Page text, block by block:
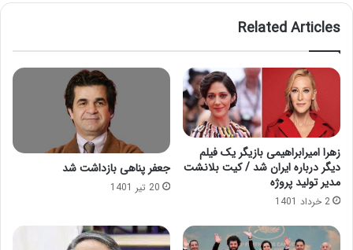
Related Articles
زهرا امیرابراهیمی بازیگر یک فیلم
دیگر درباره ایران شد / کیت بلانشت
مدیر تولید پروژه
2 خرداد 1401
جعفر پناهی بازداشت شد
20 تیر 1401